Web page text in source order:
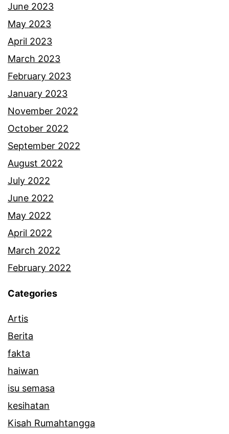
June 2023
May 2023
April 2023
March 2023
February 2023
January 2023
November 2022
October 2022
September 2022
August 2022
July 2022
June 2022
May 2022
April 2022
March 2022
February 2022
Categories
Artis
Berita
fakta
haiwan
isu semasa
kesihatan
Kisah Rumahtangga